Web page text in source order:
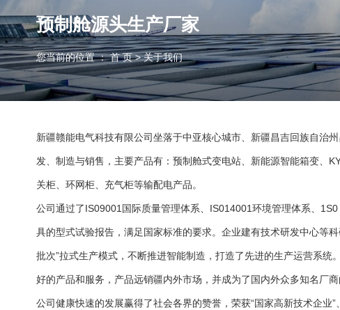
预制舱源头生产厂家
您当前的位置 ： 首 页>关于我们
新疆赣能电气科技有限公司坐落于中亚核心城市、新疆昌吉回族自治
发、制造与销售，主要产品有：预制舱式变电站、 新能源智能箱变、
关柜、 环网柜、 充气柜等输配电产品。
公司通过了IS09001国际质量管理体系、IS014001环境管理体系、
具的型式试验报告，满足国家标准的要求。企业建有技术研发中心等
批次”拉式生产模式，不断推进智能制造，打造了先进的生产运营系
好的产品和服务，产品远销疆内外市场，并成为了国内外众多知名厂商
公司健康快速的发展赢得了社会各界的赞誉，荣获“国家高新技术企业